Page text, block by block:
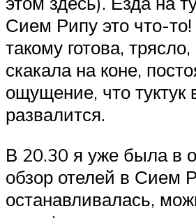
Сием Рипу это что-
такому готова,
скакала на коне,
ощущение, что туктук
развалится.
В 20.30 я уже была в
обзор отелей в Сием
останавливалась,